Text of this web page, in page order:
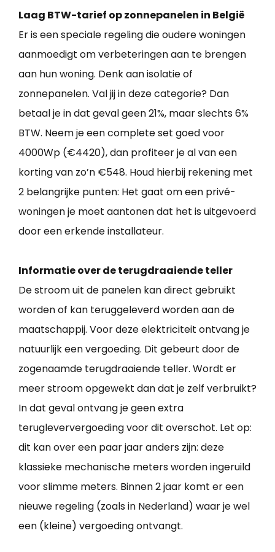
Laag BTW-tarief op zonnepanelen in België
Er is een speciale regeling die oudere woningen
aanmoedigt om verbeteringen aan te brengen
aan hun woning. Denk aan isolatie of
zonnepanelen. Val jij in deze categorie? Dan
betaal je in dat geval geen 21%, maar slechts 6%
BTW. Neem je een complete set goed voor
4000Wp (€4420), dan profiteer je al van een
korting van zo’n €548. Houd hierbij rekening met
2 belangrijke punten: Het gaat om een privé-
woningen je moet aantonen dat het is uitgevoerd
door een erkende installateur.
Informatie over de terugdraaiende teller
De stroom uit de panelen kan direct gebruikt
worden of kan teruggeleverd worden aan de
maatschappij. Voor deze elektriciteit ontvang je
natuurlijk een vergoeding. Dit gebeurt door de
zogenaamde terugdraaiende teller. Wordt er
meer stroom opgewekt dan dat je zelf verbruikt?
In dat geval ontvang je geen extra
terugleververgoeding voor dit overschot. Let op:
dit kan over een paar jaar anders zijn: deze
klassieke mechanische meters worden ingeruild
voor slimme meters. Binnen 2 jaar komt er een
nieuwe regeling (zoals in Nederland) waar je wel
een (kleine) vergoeding ontvangt.